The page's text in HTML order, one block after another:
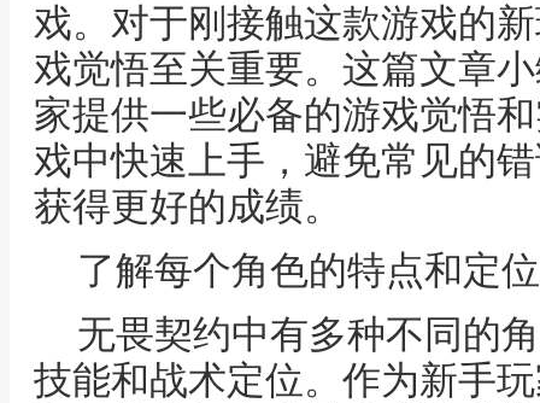
戏。对于刚接触这款游戏的
戏觉悟至关重要。这篇文章
家提供一些必备的游戏觉悟
戏中快速上手，避免常见的
获得更好的成绩。
了解每个角色的特点和定位
无畏契约中有多种不同的
技能和战术定位。作为新手